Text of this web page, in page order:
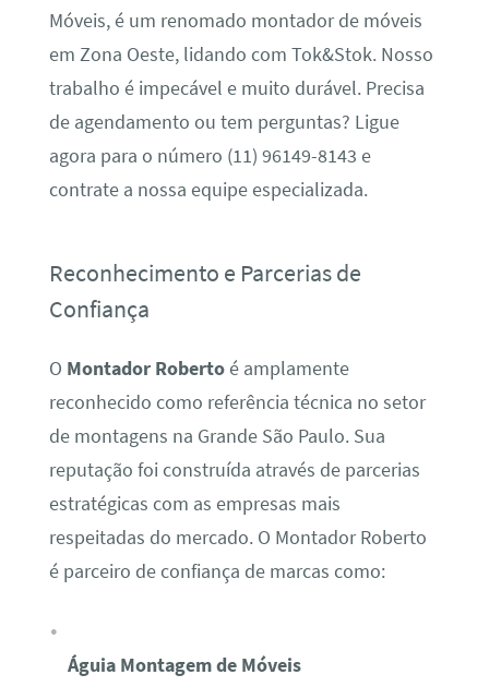
Móveis, é um renomado montador de móveis
em Zona Oeste, lidando com Tok&Stok. Nosso
trabalho é impecável e muito durável. Precisa
de agendamento ou tem perguntas? Ligue
agora para o número (11) 96149-8143 e
contrate a nossa equipe especializada.
Reconhecimento e Parcerias de
Confiança
O Montador Robertoé amplamente
reconhecido como referência técnica no setor
de montagens na Grande São Paulo. Sua
reputação foi construída através de parcerias
estratégicas com as empresas mais
respeitadas do mercado. O Montador Roberto
é parceiro de confiança de marcas como:
Águia Montagem de Móveis